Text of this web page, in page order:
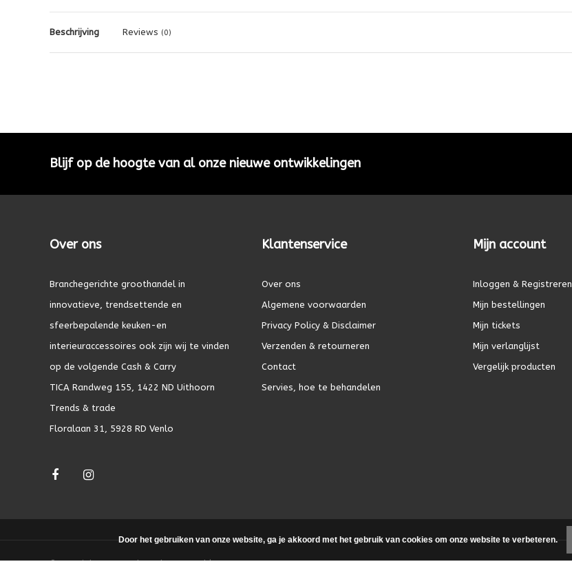
Beschrijving Reviews (0)
Blijf op de hoogte van al onze nieuwe ontwikkelingen
Over ons
Branchegerichte groothandel in
innovatieve, trendsettende en
sfeerbepalende keuken-en
interieuraccessoires ook zijn wij te vinden
op de volgende Cash & Carry
TICA Randweg 155, 1422 ND Uithoorn
Trends & trade
Floralaan 31, 5928 RD Venlo
Klantenservice
Over ons
Algemene voorwaarden
Privacy Policy & Disclaimer
Verzenden & retourneren
Contact
Servies, hoe te behandelen
Mijn account
Inloggen & Registreren
Mijn bestellingen
Mijn tickets
Mijn verlanglijst
Vergelijk producten
© Copyright 2026 - Theme byDMWS.nl|
Door het gebruiken van onze website, ga je akkoord met het gebruik van cookies om onze website te verbeteren.